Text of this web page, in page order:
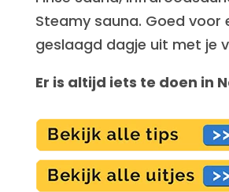
Steamy sauna. Goed voor
geslaagd dagje uit met je
Er is altijd iets te doen in